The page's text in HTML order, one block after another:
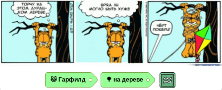
🐱 Гарфилд 🌳 на дереве